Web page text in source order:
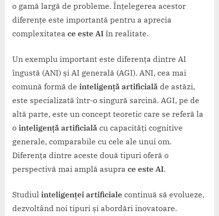
o gamă largă de probleme. Înțelegerea acestor
diferențe este importantă pentru a aprecia
complexitatea ce este AI în realitate.
Un exemplu important este diferența dintre AI
îngustă (ANI) și AI generală (AGI). ANI, cea mai
comună formă de inteligență artificială de astăzi,
este specializată într-o singură sarcină. AGI, pe de
altă parte, este un concept teoretic care se referă la
o inteligență artificială cu capacități cognitive
generale, comparabile cu cele ale unui om.
Diferența dintre aceste două tipuri oferă o
perspectivă mai amplă asupra ce este AI.
Studiul inteligenței artificiale continuă să evolueze,
dezvoltând noi tipuri și abordări inovatoare.